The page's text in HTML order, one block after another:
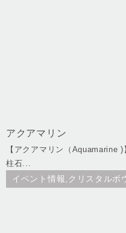
アクアマリン
【アクアマリン（
柱石...
イベント情報,クリスタルボ